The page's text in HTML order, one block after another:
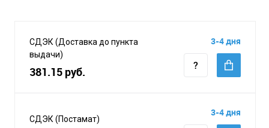
СДЭК (Доставка до пункта
выдачи)
381.15 руб.
3-4 дня
СДЭК (Постамат)
3-4 дня